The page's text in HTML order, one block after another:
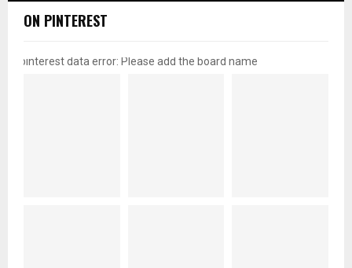
ON PINTEREST
pinterest data error: Please add the board name